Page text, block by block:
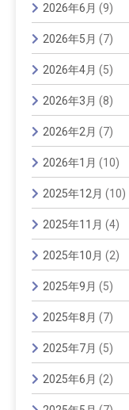
2026年6月 (9)
2026年5月 (7)
2026年4月 (5)
2026年3月 (8)
2026年2月 (7)
2026年1月 (10)
2025年12月 (10)
2025年11月 (4)
2025年10月 (2)
2025年9月 (5)
2025年8月 (7)
2025年7月 (5)
2025年6月 (2)